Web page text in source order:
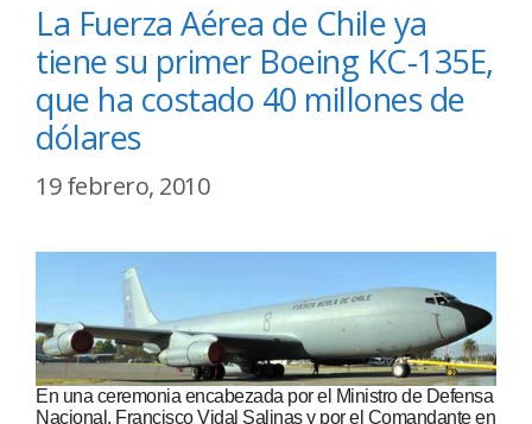
La Fuerza Aérea de Chile ya
tiene su primer Boeing KC-135E,
que ha costado 40 millones de
dólares
19 febrero, 2010
En una ceremonia encabezada por el Ministro de Defensa
Nacional, Francisco Vidal Salinas y por el Comandante en